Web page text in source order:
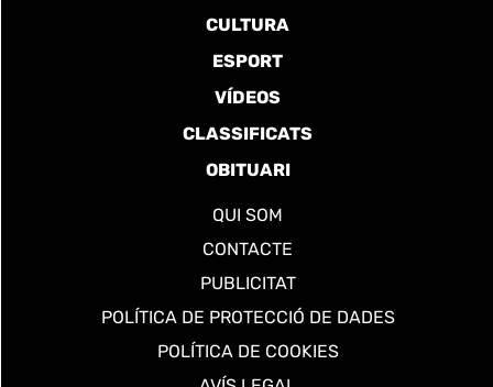
CULTURA
ESPORT
VÍDEOS
CLASSIFICATS
OBITUARI
QUI SOM
CONTACTE
PUBLICITAT
POLÍTICA DE PROTECCIÓ DE DADES
POLÍTICA DE COOKIES